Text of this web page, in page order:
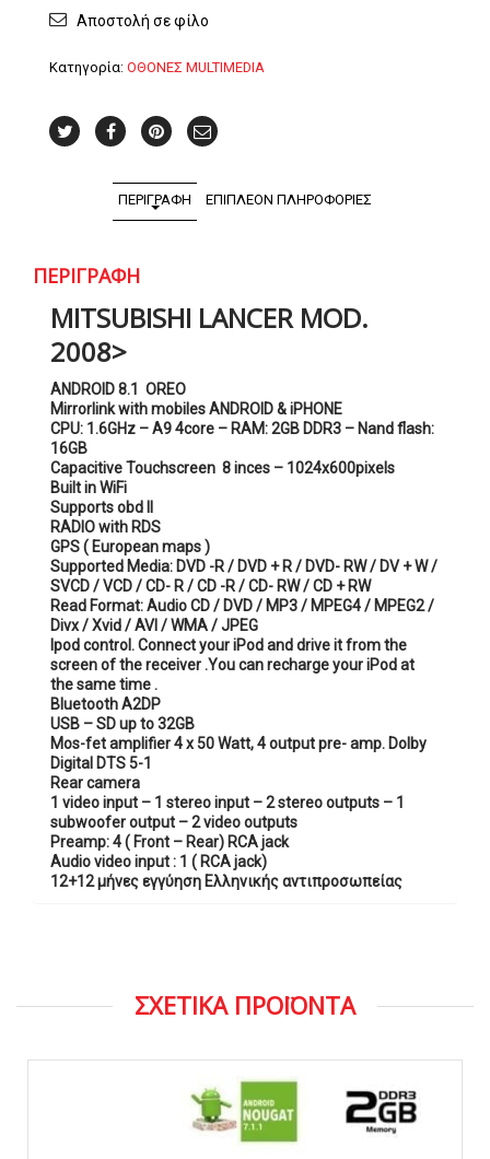
2008>Αποστολή σε φίλο
Κατηγορία: ΟΘΟΝΕΣ MULTIMEDIA
ΠΕΡΙΓΡΑΦΉ ΕΠΙΠΛΈΟΝ ΠΛΗΡΟΦΟΡΊΕΣ
ΠΕΡΙΓΡΑΦΉ
MITSUBISHI LANCER MOD.
2008>
ANDROID 8.1 OREO
Mirrorlink with mobiles ANDROID & iPHONE
CPU: 1.6GHz – A9 4core – RAM: 2GB DDR3 – Nand flash:
16GB
Capacitive Touchscreen 8 inces – 1024x600pixels
Built in WiFi
Supports obd II
RADIO with RDS
GPS ( European maps )
Supported Media: DVD -R / DVD + R / DVD- RW / DV + W /
SVCD / VCD / CD- R / CD -R / CD- RW / CD + RW
Read Format: Audio CD / DVD / MP3 / MPEG4 / MPEG2 /
Divx / Xvid / AVI / WMA / JPEG
Ipod control.Connect your iPod and drive it from the
screen of the receiver .You can recharge your iPod at
the same time .
Bluetooth A2DP
USB – SD up to 32GB
Mos-fet amplifier 4 x 50 Watt, 4 output pre- amp. Dolby
Digital DTS 5-1
Rear camera
1 video input – 1 stereo input –2 stereo outputs – 1
subwoofer output –2 video outputs
Preamp: 4 ( Front – Rear) RCA jack
Audio video input : 1 ( RCA jack)
12+12 μήνες εγγύηση Ελληνικής αντιπροσωπείας
ΣΧΕΤΙΚΑ ΠΡΟΪΟΝΤΑ